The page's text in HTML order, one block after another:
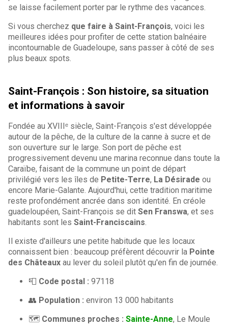
se laisse facilement porter par le rythme des vacances.
Si vous cherchez que faire à Saint-François, voici les
meilleures idées pour profiter de cette station balnéaire
incontournable de Guadeloupe, sans passer à côté de ses
plus beaux spots.
Saint-François : Son histoire, sa situation
et informations à savoir
Fondée au XVIIIᵉ siècle, Saint-François s'est développée
autour de la pêche, de la culture de la canne à sucre et de
son ouverture sur le large. Son port de pêche est
progressivement devenu une marina reconnue dans toute la
Caraïbe, faisant de la commune un point de départ
privilégié vers les îles de Petite-Terre, La Désirade ou
encore Marie-Galante. Aujourd'hui, cette tradition maritime
reste profondément ancrée dans son identité. En créole
guadeloupéen, Saint-François se dit Sen Franswa, et ses
habitants sont les Saint-Franciscains.
Il existe d'ailleurs une petite habitude que les locaux
connaissent bien : beaucoup préfèrent découvrir la Pointe
des Châteaux au lever du soleil plutôt qu'en fin de journée.
📮 Code postal : 97118
👥 Population : environ 13 000 habitants
🗺️ Communes proches : Sainte-Anne, Le Moule